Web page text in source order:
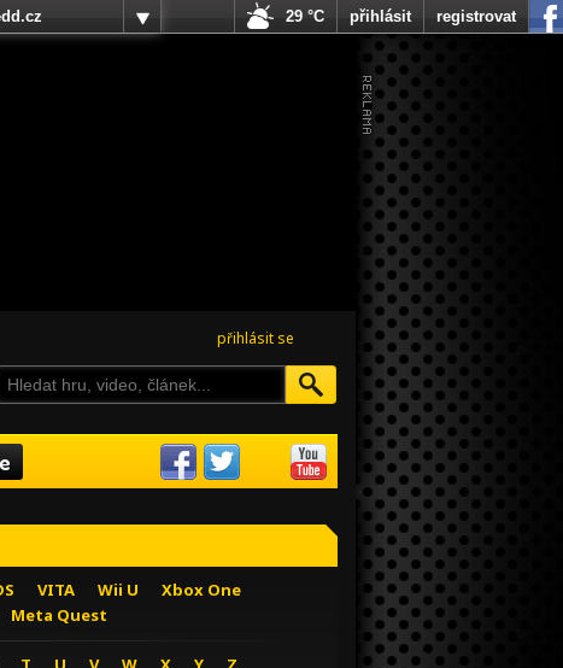
přihlásit se
VITA Wii U
Xbox One
Meta Quest
29 °C přihlásit registrovat